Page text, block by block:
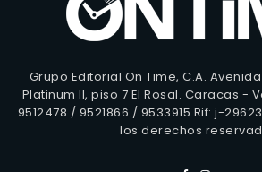
Grupo Editorial On Time, C.A.
Platinum II, piso 7 El Rosal. Caracas -
9512478 / 9521866 / 9533915 Rif: j-
los derechos